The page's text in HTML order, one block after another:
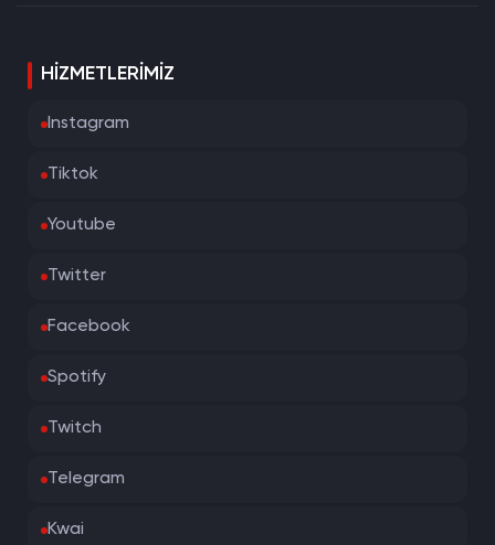
HIZMETLERIMIZ
Instagram
Tiktok
Youtube
Twitter
Facebook
Spotify
Twitch
Telegram
Kwai